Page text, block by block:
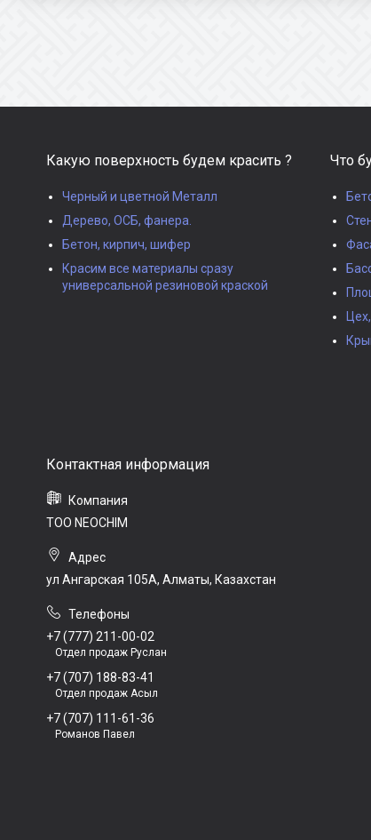
Какую поверхность будем красить ?
Черный и цветной Металл
Дерево, ОСБ, фанера.
Бетон, кирпич, шифер
Красим все материалы сразу
универсальной резиновой краской
Что
ТОО NEOCHIM
ул Ангарская 105А, Алматы, Казахстан
+7 (777) 211-00-02
Отдел продаж Руслан
+7 (707) 188-83-41
Отдел продаж Асыл
+7 (707) 111-61-36
Романов Павел